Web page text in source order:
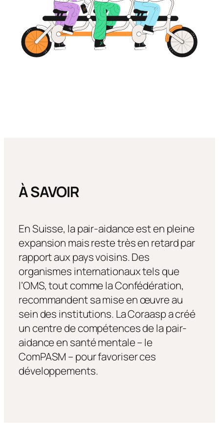
À SAVOIR
En Suisse, la pair-aidance est en pleine
expansion mais reste très en retard par
rapport aux pays voisins. Des
organismes internationaux tels que
l’OMS, tout comme la Confédération,
recommandent sa mise en œuvre au
sein des institutions. La Coraasp a créé
un centre de compétences de la pair-
aidance en santé mentale – le
ComPASM – pour favoriser ces
développements.